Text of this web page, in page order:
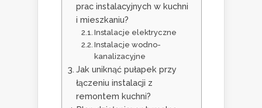
prac instalacyjnych w kuchni
i mieszkaniu?
Instalacje elektryczne
Instalacje wodno-
kanalizacyjne
Jak uniknąć pułapek przy
łączeniu instalacji z
remontem kuchni?